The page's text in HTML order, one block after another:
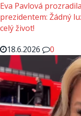
Eva Pavlová
prezidentem: Žádný
celý život!
18.6.2026
0